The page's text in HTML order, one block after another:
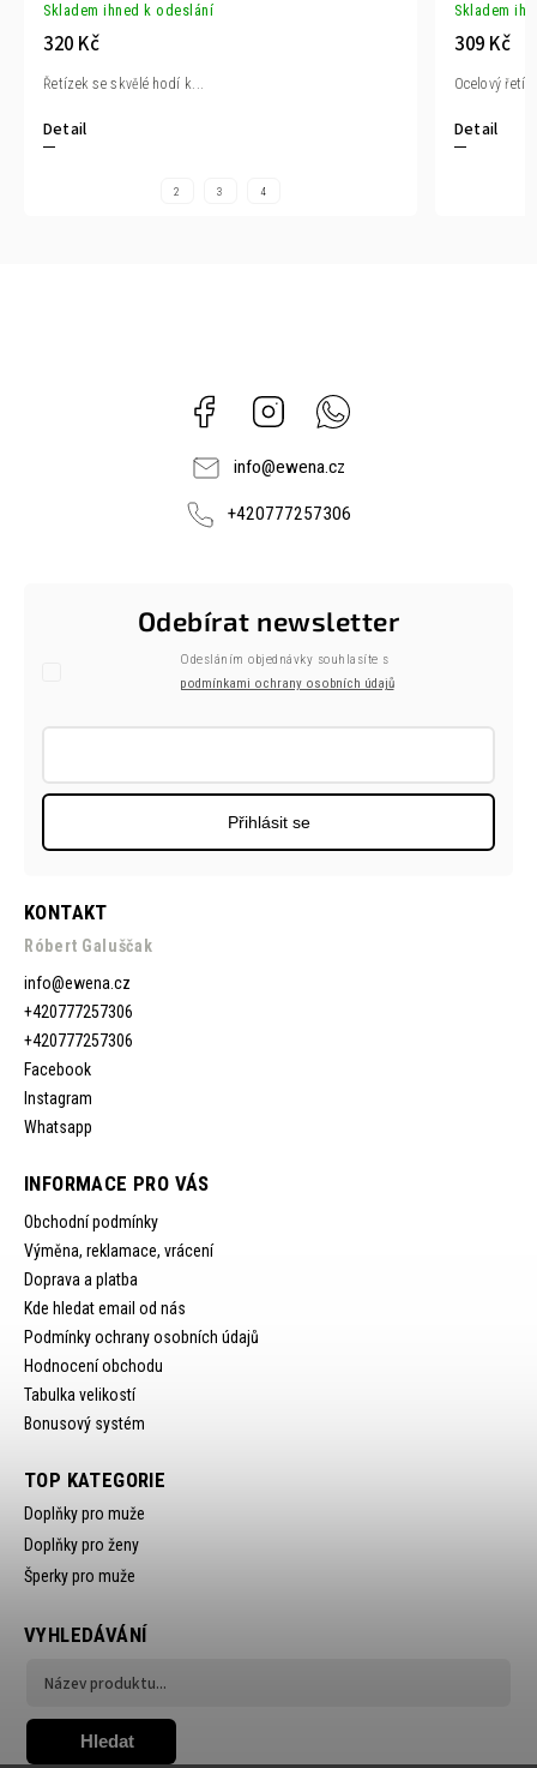
Skladem ihned k odeslání
309 Kč
Detail
Ocelový řetízek. Délka 60...
2,5 3,5
Skladem
309 Kč
Detail
Ocelový
Facebook Instagram
info@ewena.cz
+420777257306
KONTAKT
Róbert Galuščak
info@ewena.cz
+420777257306
+420777257306
Facebook
Instagram
Whatsapp
INFORMACE PRO VÁS
Obchodní podmínky
Výměna, reklamace, vrácení
Doprava a platba
Kde hledat email od nás
Podmínky ochrany osobních údajů
Hodnocení obchodu
Tabulka velikostí
Bonusový systém
Odebírat newsletter
Odesláním objednávky souhlasíte s
podmínkami ochrany osobních údajů
Přihlásit se
TOP KATEGORIE
Doplňky pro muže
Doplňky pro ženy
Šperky pro muže
VYHLEDÁVÁNÍ
Hledat